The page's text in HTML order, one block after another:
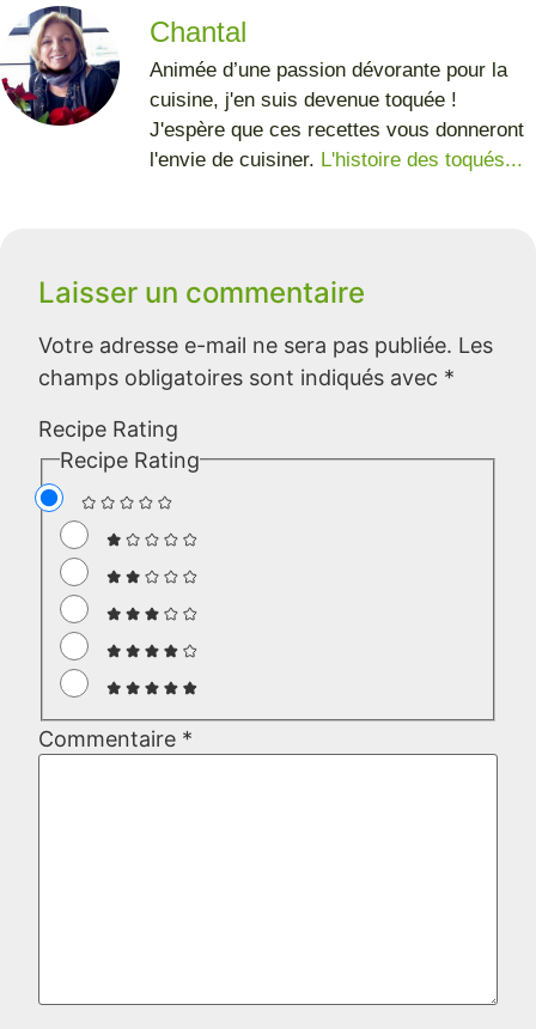
Chantal
Animée d’une passion dévorante pour la
cuisine, j'en suis devenue toquée !
J'espère que ces recettes vous donneront
l'envie de cuisiner. L'histoire des toqués...
Laisser un commentaire
Votre adresse e-mail ne sera pas publiée. Les
champs obligatoires sont indiqués avec *
Recipe Rating
Recipe Rating
Commentaire *